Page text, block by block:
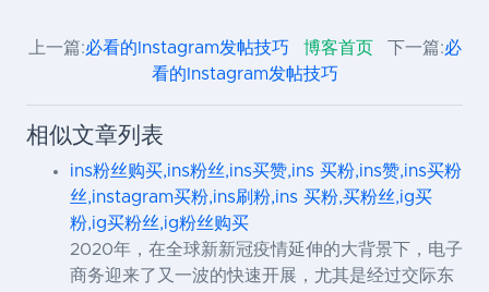
上一篇:必看的Instagram发帖技巧 博客首页 下一篇:必
看的Instagram发帖技巧
相似文章列表
ins粉丝购买,ins粉丝,ins买赞,ins 买粉,ins赞,ins买粉
丝,instagram买粉,ins刷粉,ins 买粉,买粉丝,ig买
粉,ig买粉丝,ig粉丝购买
2020年，在全球新新冠疫情延伸的大背景下，电子
商务迎来了又一波的快速开展，尤其是经过交际东